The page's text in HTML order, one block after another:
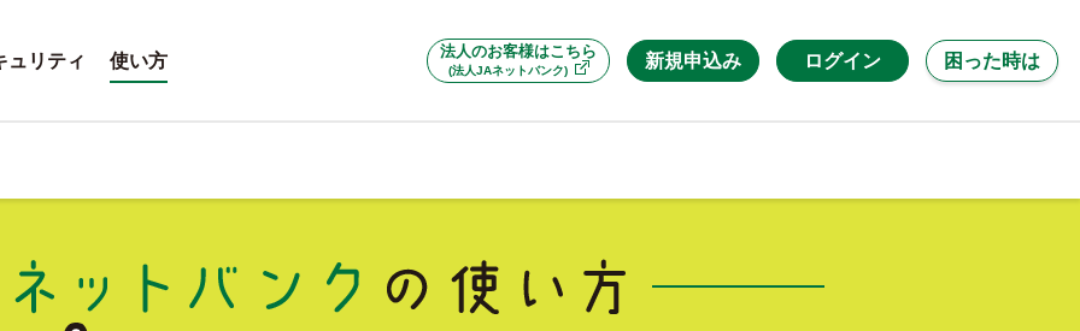
法人のお客様はこちら
(法人JAネットバンク) 新規申込み
ュリティ 使い方 ログイン 困った時は